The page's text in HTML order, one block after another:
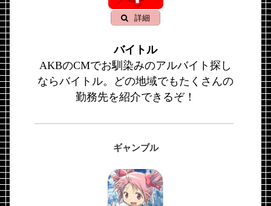
詳細
バイトル
AKBのCMでお馴染みのアルバイト探し
ならバイトル。どの地域でもたくさんの
勤務先を紹介できるぞ！
ギャンブル